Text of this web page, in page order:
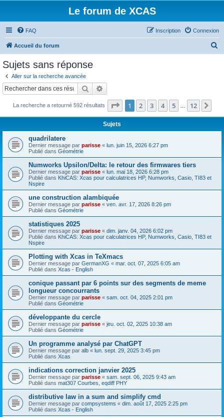
Le forum de XCAS
FAQ Connexion
Inscription
Accueil du forum
c
Sujets sans réponse
Aller sur la recherche avancée
Rechercher
La recherche a retourné 592 résultats Page 1sur12
1 2 3 4 5 12
Sujets
quadrilatere
Dernier message par parisse « lun. juin 15, 2026 6:27 pm
Publié dans Géométrie
Numworks Upsilon/Delta: le retour des firmwares tiers
Dernier message par parisse « lun. mai 18, 2026 6:28 pm
Publié dans KhiCAS: Xcas pour calculatrices HP, Numworks, Casio, TI83 et
Nspire
une construction alambiquée
Dernier message par parisse « ven. avr. 17, 2026 8:26 pm
Publié dans Géométrie
statistiques 2025
Dernier message par parisse « dim. janv. 04, 2026 6:02 pm
Publié dans KhiCAS: Xcas pour calculatrices HP, Numworks, Casio, TI83 et
Nspire
Plotting with Xcas in TeXmacs
Dernier message par GermanXG « mar. oct. 07, 2025 6:05 am
Publié dans Xcas - English
conique passant par 6 points sur des segments de meme
longueur concourrants
Dernier message par parisse « sam. oct. 04, 2025 2:01 pm
Publié dans Géométrie
développante du cercle
Dernier message par parisse « jeu. oct. 02, 2025 10:38 am
Publié dans Géométrie
Un programme analysé par ChatGPT
Dernier message par alb « lun. sept. 29, 2025 3:45 pm
Publié dans Xcas
indications correction janvier 2025
Dernier message par parisse « sam. sept. 06, 2025 9:43 am
Publié dans mat307 Courbes, eqdiff PHY
distributive law in a sum and simplify cmd
Dernier message par compsystems « dim. août 17, 2025 2:25 pm
Publié dans Xcas - English